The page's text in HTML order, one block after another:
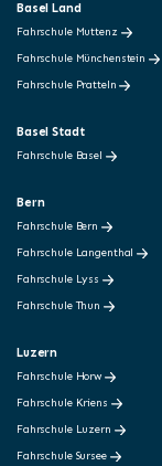
Basel Land
Fahrschule Muttenz
Fahrschule Münchenstein
Fahrschule Pratteln
Basel Stadt
Fahrschule Basel
Bern
Fahrschule Bern
Fahrschule Langenthal
Fahrschule Lyss
Fahrschule Thun
Luzern
Fahrschule Horw
Fahrschule Kriens
Fahrschule Luzern
Fahrschule Sursee